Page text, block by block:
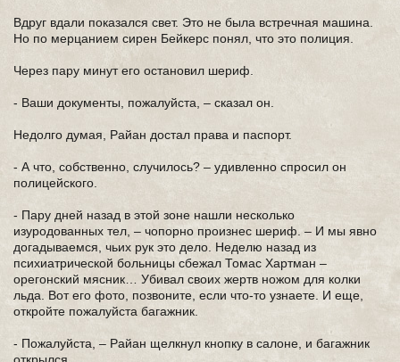
Вдруг вдали показался свет. Это не была встречная машина.
Но по мерцанием сирен Бейкерс понял, что это полиция.
Через пару минут его остановил шериф.
- Ваши документы, пожалуйста, – сказал он.
Недолго думая, Райан достал права и паспорт.
- А что, собственно, случилось? – удивленно спросил он
полицейского.
- Пару дней назад в этой зоне нашли несколько
изуродованных тел, – чопорно произнес шериф. – И мы явно
догадываемся, чьих рук это дело. Неделю назад из
психиатрической больницы сбежал Томас Хартман –
орегонский мясник… Убивал своих жертв ножом для колки
льда. Вот его фото, позвоните, если что-то узнаете. И еще,
откройте пожалуйста багажник.
- Пожалуйста, – Райан щелкнул кнопку в салоне, и багажник